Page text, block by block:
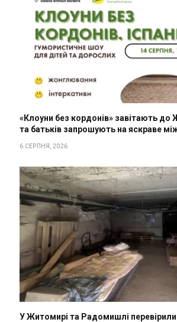
«Клоуни без кордонів» завітають до
та батьків запрошують на яскраве
6 СЕРПНЯ, 2026
У Житомирі та Радомишлі перевірили